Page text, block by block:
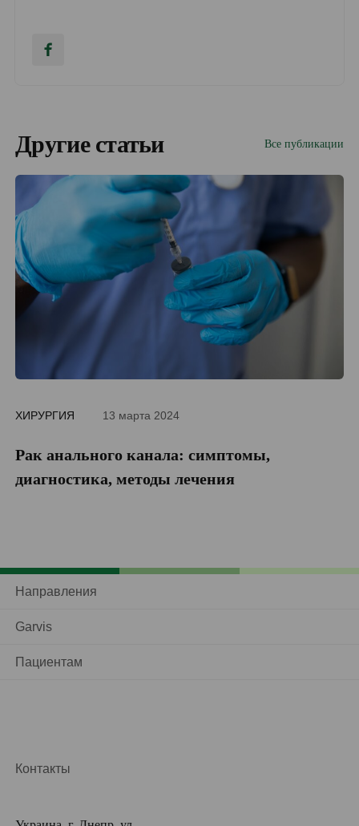
Другие статьи Все публикации
ХИРУРГИЯ 13 марта 2024
Рак анального канала: симптомы,
диагностика, методы лечения
Направления
Garvis
Пациентам
Контакты